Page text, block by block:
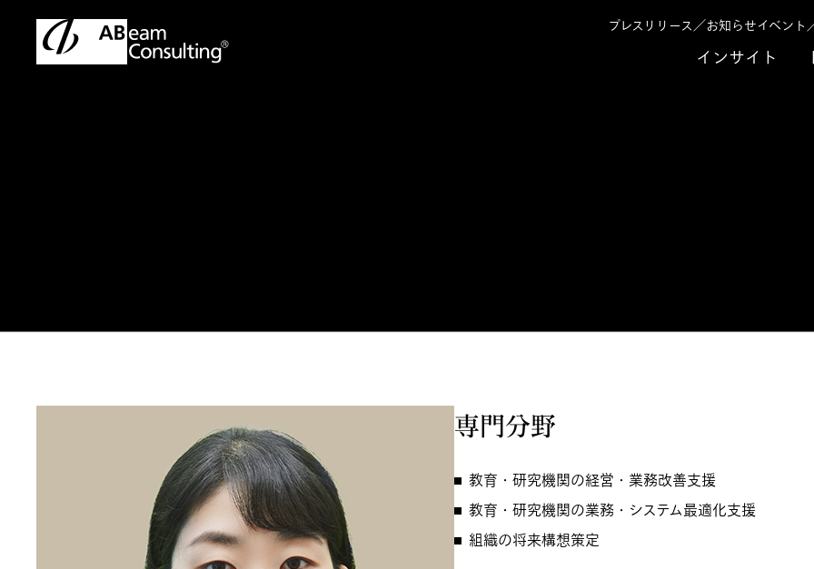
インサイト
プレスリリース／お知らせイベント
専門分野
教育・研究機関の経営・業務改善支援
教育・研究機関の業務・システム最適化支援
組織の将来構想策定